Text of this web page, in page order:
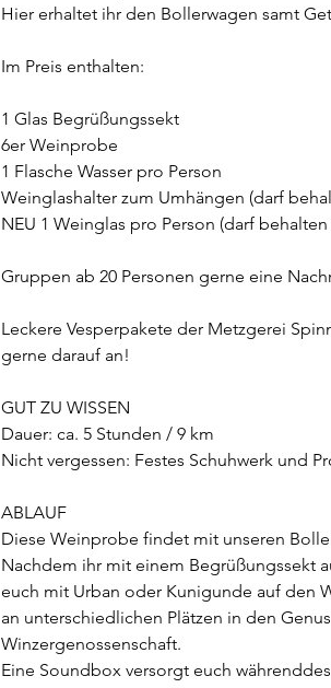
Hier erhaltet ihr den Bollerwagen samt
Im Preis enthalten:
1 Glas Begrüßungssekt
6er Weinprobe
1 Flasche Wasser pro Person
Weinglashalter zum Umhängen (darf
NEU 1 Weinglas pro Person (darf
Gruppen ab 20 Personen gerne eine
Leckere Vesperpakete der Metzgerei
gerne darauf an!
GUT ZU WISSEN
Dauer: ca. 5 Stunden / 9 km
Nicht vergessen: Festes Schuhwerk und
ABLAUF
Diese Weinprobe findet mit unseren
Nachdem ihr mit einem Begrüßungssekt
euch mit Urban oder Kunigunde auf den
an unterschiedlichen Plätzen in den
Winzergenossenschaft.
Eine Soundbox versorgt euch